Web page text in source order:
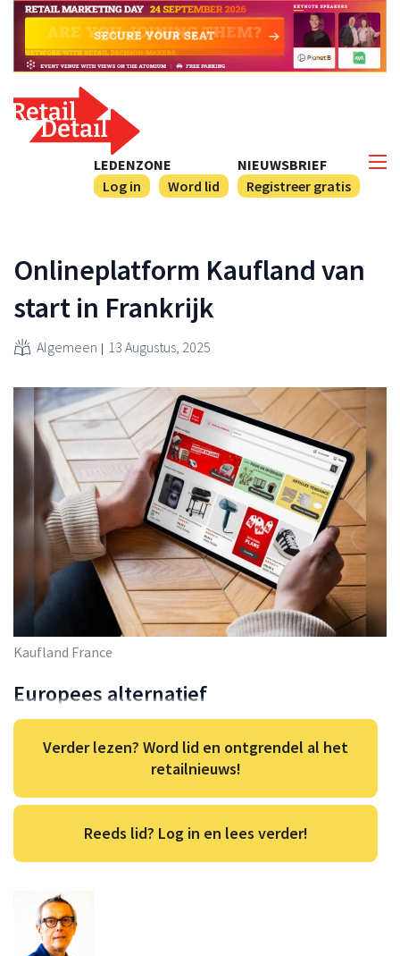
NIEUWSBRIEF
Registreer gratis
LEDENZONE
Log in
Word lid
Onlineplatform Kaufland van
start in Frankrijk
Algemeen 13 Augustus, 2025
Kaufland France
Europees alternatief
Verder lezen? Word lid en ontgrendel al het
retailnieuws!
Reeds lid? Log in en lees verder!